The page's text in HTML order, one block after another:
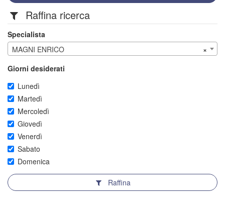
Raffina ricerca
Specialista
×
MAGNI ENRICO
Giorni desiderati
Lunedì
Martedì
Mercoledì
Giovedì
Venerdì
Sabato
Domenica
Raffina